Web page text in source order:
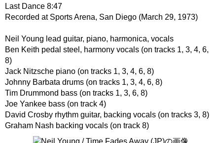
Last Dance 8:47
Recorded at Sports Arena, San Diego (March 29, 1973)
Neil Young lead guitar, piano, harmonica, vocals
Ben Keith pedal steel, harmony vocals (on tracks 1, 3, 4, 6,
8)
Jack Nitzsche piano (on tracks 1, 3, 4, 6, 8)
Johnny Barbata drums (on tracks 1, 3, 4, 6, 8)
Tim Drummond bass (on tracks 1, 3, 6, 8)
Joe Yankee bass (on track 4)
David Crosby rhythm guitar, backing vocals (on tracks 3, 8)
Graham Nash backing vocals (on track 8)